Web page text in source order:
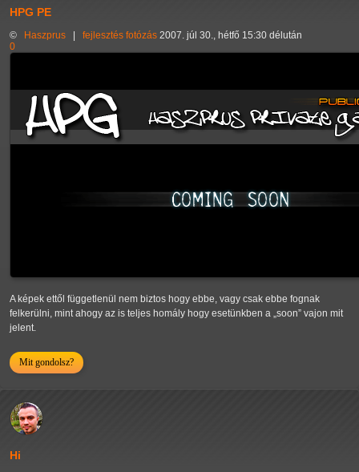
HPG PE
© Haszprus fejlesztés fotózás 2007. júl 30., hétfő 15:30 délután
0
A képek ettől függetlenül nem biztos hogy ebbe, vagy csak ebbe fognak
felkerülni, mint ahogy az is teljes homály hogy esetünkben a soon vajon mit
jelent.
Mit gondolsz?
Hi